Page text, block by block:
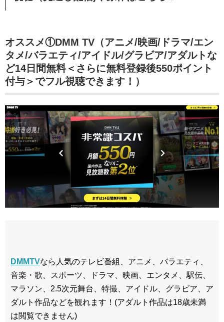
オススメ①DMM TV（アニメ/映画/ドラマ/エン
タメ/バラエティ/アイドル/グラビア/アダルトな
ど14日間無料＜さらに無料登録後550ポイント
付与＞でフル視聴できます！）
DMMTVなら人気のテレビ番組、アニメ、バラエティ、
音楽・歌、スポーツ、ドラマ、映画、エンタメ、駅伝、
マラソン、2.5次元舞台、特撮、アイドル、グラビア、ア
ダルト作品などを観れます！(アダルト作品は18歳未満
は閲覧できません)